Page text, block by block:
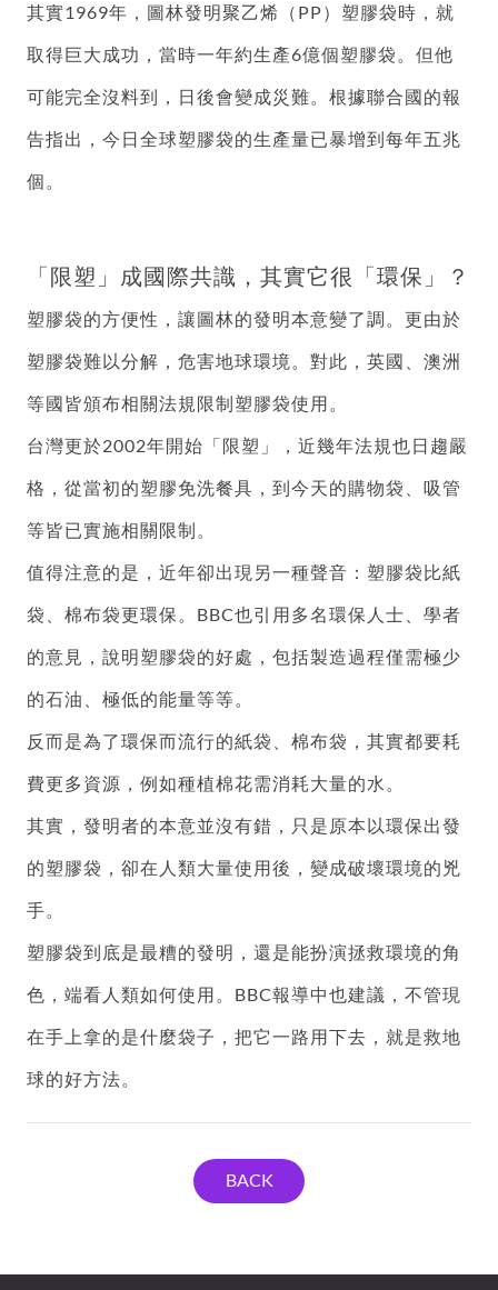
其實1969年，圖林發明聚乙烯（PP）塑膠袋時，就
取得巨大成功，當時一年約生產6億個塑膠袋。但他
可能完全沒料到，日後會變成災難。根據聯合國的報
告指出，今日全球塑膠袋的生產量已暴增到每年五兆
個。
「限塑」成國際共識，其實它很「環保」？
塑膠袋的方便性，讓圖林的發明本意變了調。更由於
塑膠袋難以分解，危害地球環境。對此，英國、澳洲
等國皆頒布相關法規限制塑膠袋使用。
台灣更於2002年開始「限塑」，近幾年法規也日趨嚴
格，從當初的塑膠免洗餐具，到今天的購物袋、吸管
等皆已實施相關限制。
值得注意的是，近年卻出現另一種聲音：塑膠袋比紙
袋、棉布袋更環保。BBC也引用多名環保人士、學者
的意見，說明塑膠袋的好處，包括製造過程僅需極少
的石油、極低的能量等等。
反而是為了環保而流行的紙袋、棉布袋，其實都要耗
費更多資源，例如種植棉花需消耗大量的水。
其實，發明者的本意並沒有錯，只是原本以環保出發
的塑膠袋，卻在人類大量使用後，變成破壞環境的兇
手。
塑膠袋到底是最糟的發明，還是能扮演拯救環境的角
色，端看人類如何使用。BBC報導中也建議，不管現
在手上拿的是什麼袋子，把它一路用下去，就是救地
球的好方法。
BACK